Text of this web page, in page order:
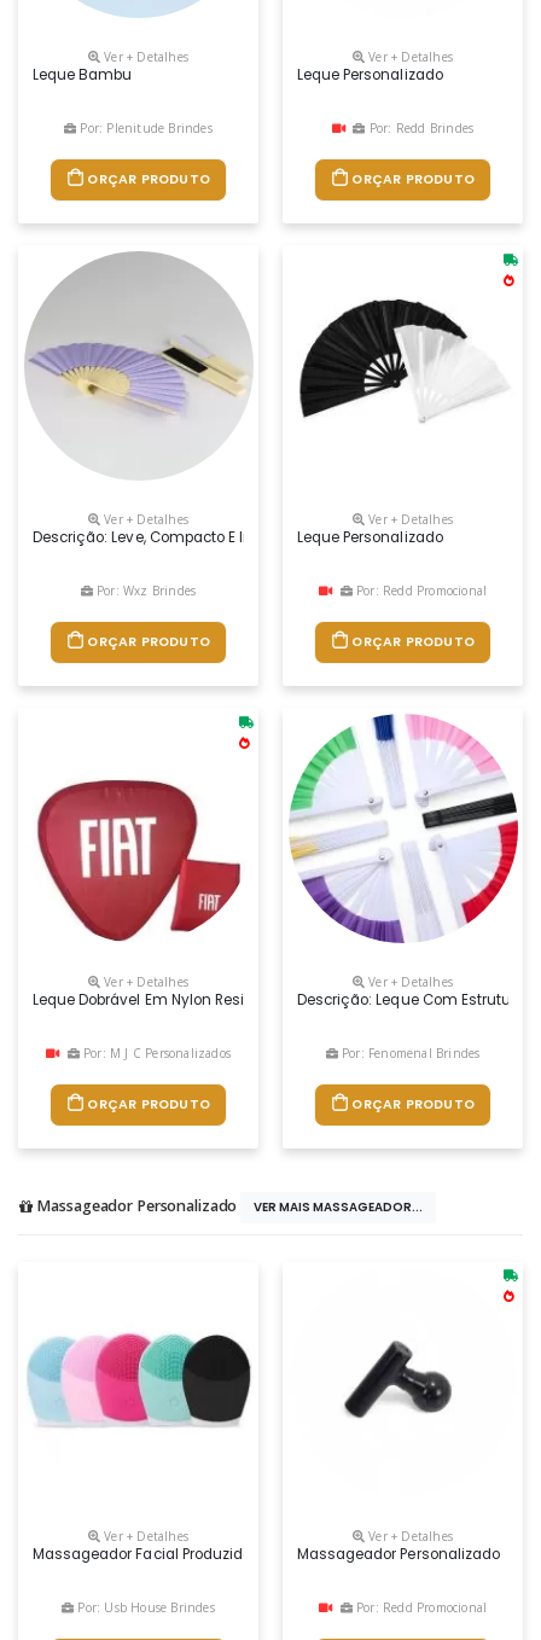
Ver + Detalhes
Leque Bambu
Por: Plenitude Brindes
ORÇAR PRODUTO
Ver + Detalhes
Leque Personalizado
Por: Redd Brindes
ORÇAR PRODUTO
Ver + Detalhes
Descrição: Leve, Compacto E Indispensável Nos Dias Quentes, Este
Por: Wxz Brindes
ORÇAR PRODUTO
Ver + Detalhes
Leque Personalizado
Por: Redd Promocional
ORÇAR PRODUTO
Ver + Detalhes
Leque Dobrável Em Nylon Resinado , Medida 23,5 Largx25 Alt Cm ,
Por: M J C Personalizados
ORÇAR PRODUTO
Ver + Detalhes
Descrição: Leque Com Estrutura
Por: Fenomenal Brindes
ORÇAR PRODUTO
Massageador Personalizado VER MAIS MASSAGEADOR...
Ver + Detalhes
Massageador Facial Produzido Em Silicone À Prova D’água, A Escova
Por: Usb House Brindes
Ver + Detalhes
Massageador Personalizado
Por: Redd Promocional